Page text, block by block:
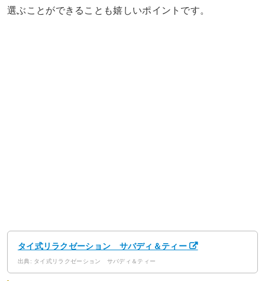
選ぶことができることも嬉しいポイントです。
タイ式リラクゼーション サバディ＆ティー
出典: タイ式リラクゼーション サバディ＆ティー